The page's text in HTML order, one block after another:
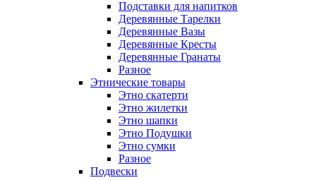
Подставки для напитков
Деревянные Тарелки
Деревянные Вазы
Деревянные Кресты
Деревянные Гранаты
Разное
Этнические товары
Этно скатерти
Этно жилетки
Этно шапки
Этно Подушки
Этно сумки
Разное
Подвески